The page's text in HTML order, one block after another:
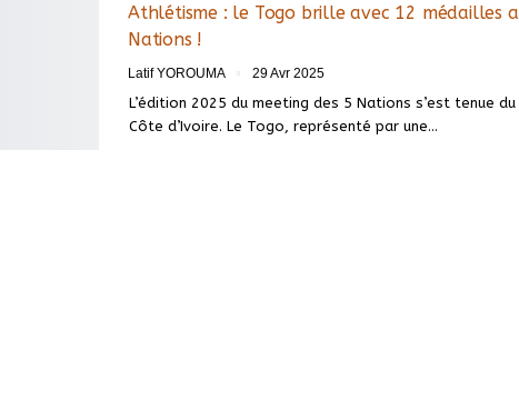
Athlétisme : le Togo brille avec 12 médailles
Nations !
Latif YOROUMA 29 Avr 2025
L’édition 2025 du meeting des 5 Nations s’est tenue
Côte d’Ivoire. Le Togo, représenté par une…